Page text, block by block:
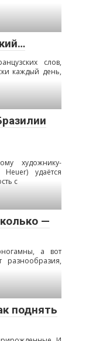
слов,
каждый день,
художнику-
удаётся
с
—
а вот
поднять